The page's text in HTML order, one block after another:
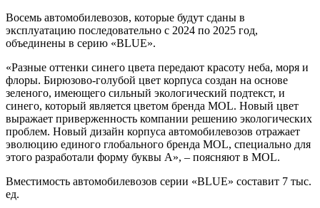
Восемь автомобилевозов, которые будут сданы в
эксплуатацию последовательно с 2024 по 2025 год,
объединены в серию «BLUE».
«Разные оттенки синего цвета передают красоту неба, моря и
флоры. Бирюзово-голубой цвет корпуса создан на основе
зеленого, имеющего сильный экологический подтекст, и
синего, который является цветом бренда MOL. Новый цвет
выражает приверженность компании решению экологических
проблем. Новый дизайн корпуса автомобилевозов отражает
эволюцию единого глобального бренда MOL, специально для
этого разработали форму буквы А», – поясняют в MOL.
Вместимость автомобилевозов серии «BLUE» составит 7 тыс.
ед.